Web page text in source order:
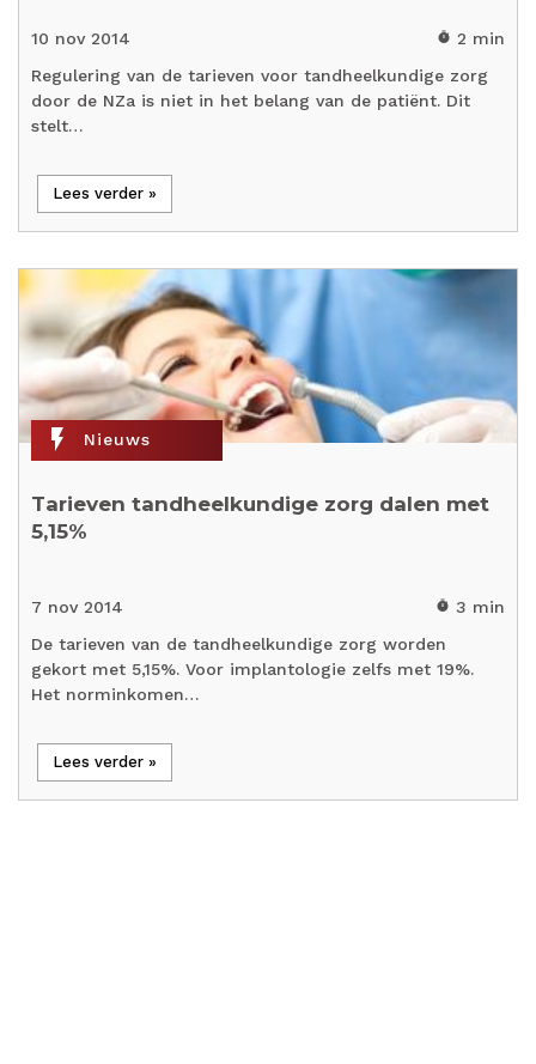
10 nov 2014 timer 2 min
Regulering van de tarieven voor tandheelkundige zorg
door de NZa is niet in het belang van de patiënt. Dit
stelt…
Lees verder »
flash_on Nieuws
Tarieven tandheelkundige zorg dalen met
5,15%
7 nov 2014 timer 3 min
De tarieven van de tandheelkundige zorg worden
gekort met 5,15%. Voor implantologie zelfs met 19%.
Het norminkomen…
Lees verder »